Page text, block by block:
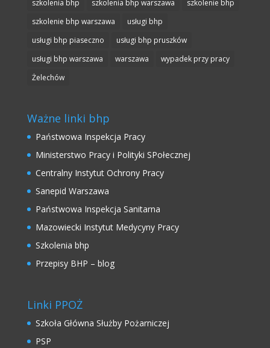
szkolenia bhp
szkolenia bhp warszawa
szkolenie bhp
szkolenie bhp warszawa
usługi bhp
usługi bhp piaseczno
usługi bhp pruszków
usługi bhp warszawa
warszawa
wypadek przy pracy
Żelechów
Ważne linki bhp
Państwowa Inspekcja Pracy
Ministerstwo Pracy i Polityki SPołecznej
Centralny Instytut Ochrony Pracy
Sanepid Warszawa
Państwowa Inspekcja Sanitarna
Mazowiecki Instytut Medycyny Pracy
Szkolenia bhp
Przepisy BHP – blog
Linki PPOŻ
Szkoła Główna Służby Pożarniczej
PSP